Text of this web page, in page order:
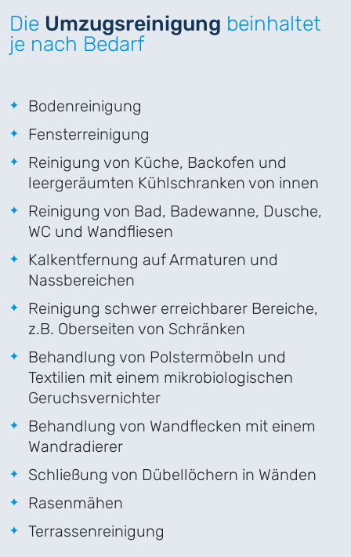
Die Umzugsreinigung beinhaltet
je nach Bedarf
Bodenreinigung
Fensterreinigung
Reinigung von Küche, Backofen und
leergeräumten Kühlschranken von innen
Reinigung von Bad, Badewanne, Dusche,
WC und Wandfliesen
Kalkentfernung auf Armaturen und
Nassbereichen
Reinigung schwer erreichbarer Bereiche,
z.B. Oberseiten von Schränken
Behandlung von Polstermöbeln und
Textilien mit einem mikrobiologischen
Geruchsvernichter
Behandlung von Wandflecken mit einem
Wandradierer
Schließung von Dübellöchern in Wänden
Rasenmähen
Terrassenreinigung